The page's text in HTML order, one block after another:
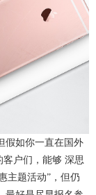
假如你一直在国外
客户们，能够 深思
主题活动”，但仍